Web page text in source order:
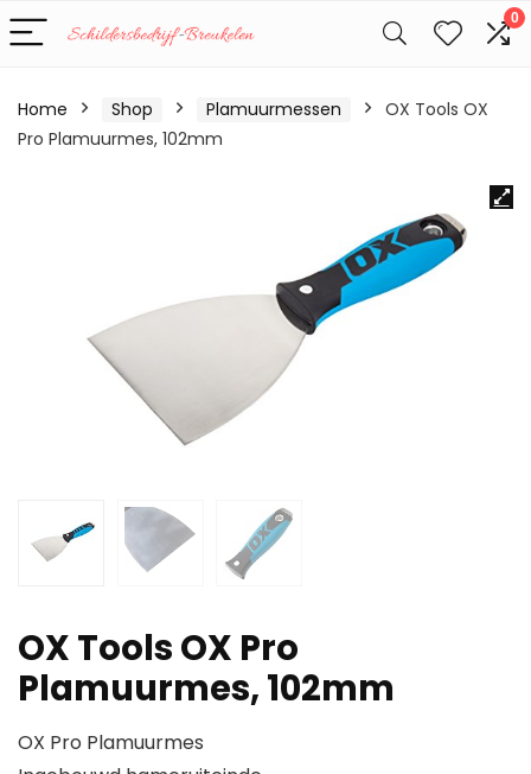
0
Home Shop Plamuurmessen
OX Tools OX
Pro Plamuurmes, 102mm
OX Tools OX Pro
Plamuurmes, 102mm
OX Pro Plamuurmes